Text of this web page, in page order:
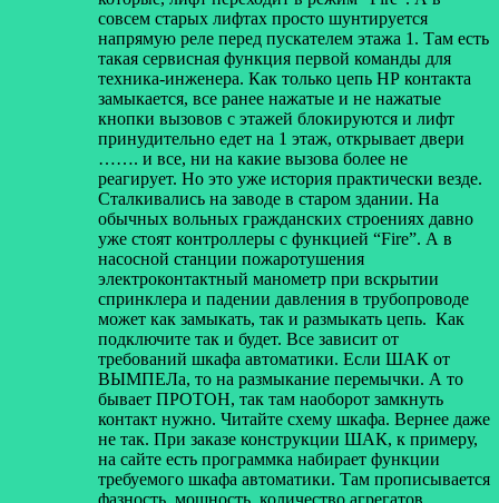
совсем старых лифтах просто шунтируется
напрямую реле перед пускателем этажа 1. Там есть
такая сервисная функция первой команды для
техника-инженера. Как только цепь НР контакта
замыкается, все ранее нажатые и не нажатые
кнопки вызовов с этажей блокируются и лифт
принудительно едет на 1 этаж, открывает двери
……. и все, ни на какие вызова более не
реагирует. Но это уже история практически везде.
Сталкивались на заводе в старом здании. На
обычных вольных гражданских строениях давно
уже стоят контроллеры с функцией “Fire”. А в
насосной станции пожаротушения
электроконтактный манометр при вскрытии
спринклера и падении давления в трубопроводе
может как замыкать, так и размыкать цепь. Как
подключите так и будет. Все зависит от
требований шкафа автоматики. Если ШАК от
ВЫМПЕЛа, то на размыкание перемычки. А то
бывает ПРОТОН, так там наоборот замкнуть
контакт нужно. Читайте схему шкафа. Вернее даже
не так. При заказе конструкции ШАК, к примеру,
на сайте есть программка набирает функции
требуемого шкафа автоматики. Там прописывается
фазность, мощность, количество агрегатов,